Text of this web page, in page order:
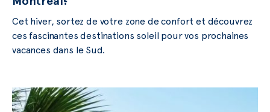
Cet hiver, sortez de votre zone de confort et découvrez
ces fascinantes destinations soleil pour vos prochaines
vacances dans le Sud.